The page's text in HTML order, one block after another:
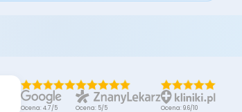
Ocena: 4.7/5 Ocena: 5/5 Ocena: 9.6/10